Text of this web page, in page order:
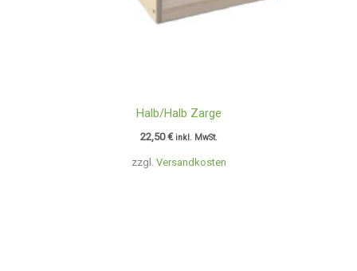
zzgl. Versandkosten
Halb/Halb Zarge
22,50€ inkl. MwSt.